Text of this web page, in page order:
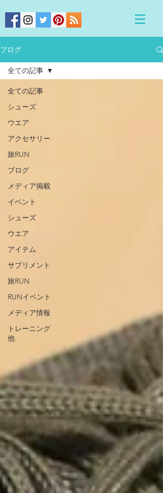
ブログ
全ての記事
シューズ
ウエア
アクセサリー
旅RUN
ブログ
メディア掲載
イベント
シューズ
ウエア
アイテム
サプリメント
旅RUN
RUNイベント
メディア情報
トレーニング
他
全ての記事